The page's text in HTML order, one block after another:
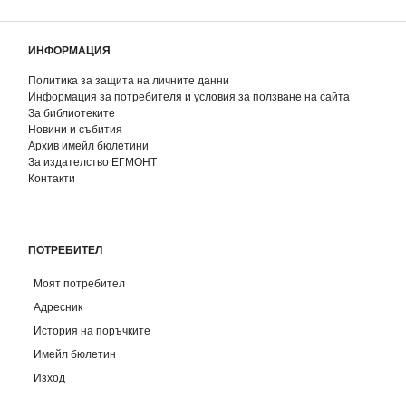
ИНФОРМАЦИЯ
Политика за защита на личните данни
Информация за потребителя и условия за ползване на сайта
За библиотеките
Новини и събития
Архив имейл бюлетини
За издателство ЕГМОНТ
Контакти
ПОТРЕБИТЕЛ
Моят потребител
Адресник
История на поръчките
Имейл бюлетин
Изход